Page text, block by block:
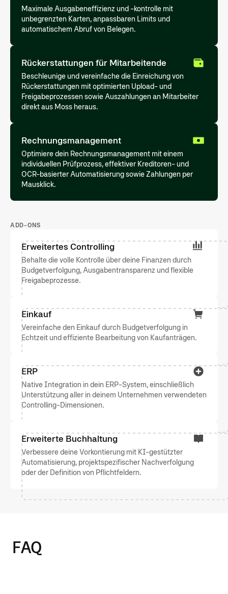
Maximale Ausgabeneffizienz und -kontrolle mit
unbegrenzten Karten, anpassbaren Limits und
automatischem Abruf von Belegen.
Rückerstattungen für Mitarbeitende
Beschleunige und vereinfache die Einreichung von
Rückerstattungen mit optimierten Upload- und
Freigabeprozessen sowie Auszahlungen an Mitarbeiter
direkt aus Moss heraus.
Rechnungsmanagement
Optimiere dein Rechnungsmanagement mit einem
individuellen Prüfprozess, effektiver Kreditoren- und
OCR-basierter Automatisierung sowie Zahlungen per
Mausklick.
ADD-ONS
Erweitertes Controlling
Behalte die volle Kontrolle über deine Finanzen durch
Budgetverfolgung, Ausgabentransparenz und flexible
Freigabeprozesse.
Einkauf
Vereinfache den Einkauf durch Budgetverfolgung in
Echtzeit und effiziente Bearbeitung von Kaufanträgen.
ERP
Native Integration in dein ERP-System, einschließlich
Unterstützung aller in deinem Unternehmen verwendeten
Controlling-Dimensionen.
Erweiterte Buchhaltung
Verbessere deine Vorkontierung mit KI-gestützter
Automatisierung, projektspezifischer Nachverfolgung
oder der Definition von Pflichtfeldern.
FAQ